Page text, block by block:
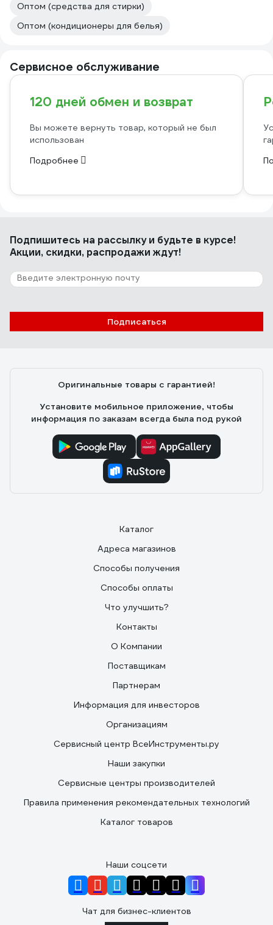
Оптом (средства для стирки)
Оптом (кондиционеры для белья)
Сервисное обслуживание
120 дней обмен и возврат
Вы можете вернуть товар, который не был
использован
Подробнее
Подпишитесь на рассылкуи будьте в курсе!
Акции, скидки, распродажи ждут!
Подписаться
Оригинальные товары с гарантией!
Установите мобильное приложение, чтобы
информация по заказам всегда была под рукой
Каталог
Адреса магазинов
Способы получения
Способы оплаты
Что улучшить?
Контакты
О Компании
Поставщикам
Партнерам
Информация для инвесторов
Организациям
Сервисный центр ВсеИнструменты.ру
Наши закупки
Сервисные центры производителей
Правила применения рекомендательных технологий
Каталог товаров
Наши соцсети
Чат для бизнес-клиентов